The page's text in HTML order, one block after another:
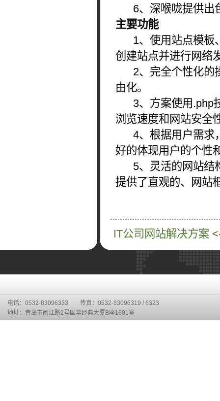
6、深喉咙提供出
主要功能
1、使用站点模板
创建站点并进行网络
2、完全个性化的
由化。
3、方案使用.php
浏览速度和网站安全
4、根据用户需求
好的体现用户的个性
5、灵活的网站结
提供了直观的、网站
IT公司网站解决方案
电话：0532-83096333 传真：0532-83096319 / 6323
地址：青岛市闽江路2号国华经典大厦B座1601室